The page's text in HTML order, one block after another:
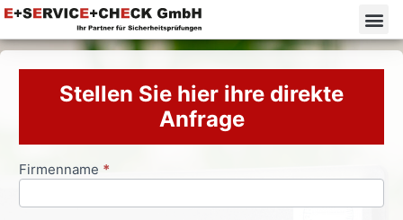
Stellen Sie hier ihre direkte
Anfrage
Anfrageformular
Firmenname *